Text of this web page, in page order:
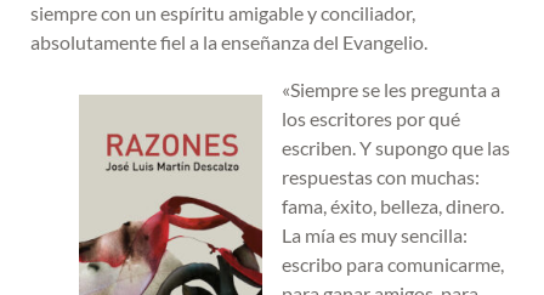
siempre con un espíritu amigable y conciliador,
absolutamente fiel a la enseñanza del Evangelio.
«Siempre se les pregunta a
los escritores por qué
escriben. Y supongo que las
respuestas con muchas:
fama, éxito, belleza, dinero.
La mía es muy sencilla:
escribo para comunicarme,